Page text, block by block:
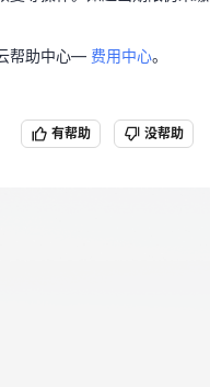
云上之旅
帮助中心— 费用中心。
有帮助 没帮助